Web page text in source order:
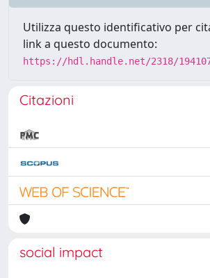
Utilizza questo identificativo per
link a questo documento:
https://hdl.handle.net/2318/
Citazioni
social impact